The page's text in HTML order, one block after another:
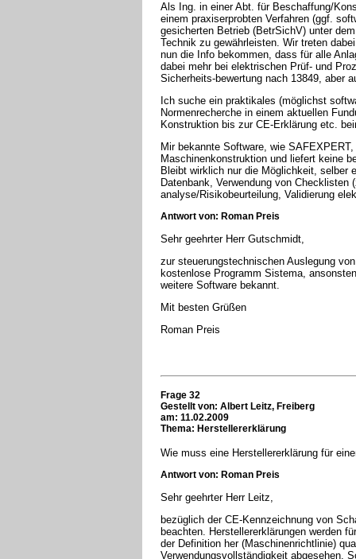
Als Ing. in einer Abt. für Beschaffung/
einem praxiserprobten Verfahren (ggf.
gesicherten Betrieb (BetrSichV) unter
Technik zu gewährleisten. Wir treten
nun die Info bekommen, dass für alle
dabei mehr bei elektrischen Prüf- und
Sicherheits-bewertung nach 13849, aber
Ich suche ein praktikales (möglichst
Normenrecherche in einem aktuellen
Konstruktion bis zur CE-Erklärung etc.
Mir bekannte Software, wie
Maschinenkonstruktion und liefert keine
Bleibt wirklich nur die Möglichkeit, selber
Datenbank, Verwendung von
analyse/Risikobeurteilung, Validierung
Antwort von: Roman Preis
Sehr geehrter Herr Gutschmidt,
zur steuerungstechnischen Auslegung
kostenlose Programm Sistema,
weitere Software bekannt.
Mit besten Grüßen
Roman Preis
Frage 32
Gestellt von: Albert Leitz, Freiberg
am: 11.02.2009
Thema: Herstellererklärung
Wie muss eine Herstellererklärung für
Antwort von: Roman Preis
Sehr geehrter Herr Leitz,
bezüglich der CE-Kennzeichnung von
beachten. Herstellererklärungen werden
der Definition her (Maschinenrichtlinie)
Verwendungsvollständigkeit abgesehen.